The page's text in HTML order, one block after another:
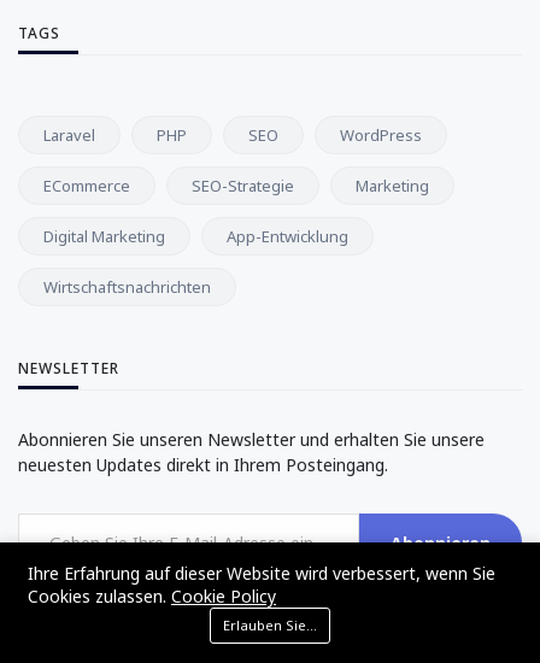
TAGS
Laravel PHP SEO WordPress
ECommerce SEO-Strategie Marketing
Digital Marketing App-Entwicklung
Wirtschaftsnachrichten
NEWSLETTER
Abonnieren Sie unseren Newsletter und erhalten Sie unsere
neuesten Updates direkt in Ihrem Posteingang.
Abonnieren
Ihre Erfahrung auf dieser Website wird verbessert, wenn Sie
Cookies zulassen. Cookie Policy
Erlauben Sie Cookies